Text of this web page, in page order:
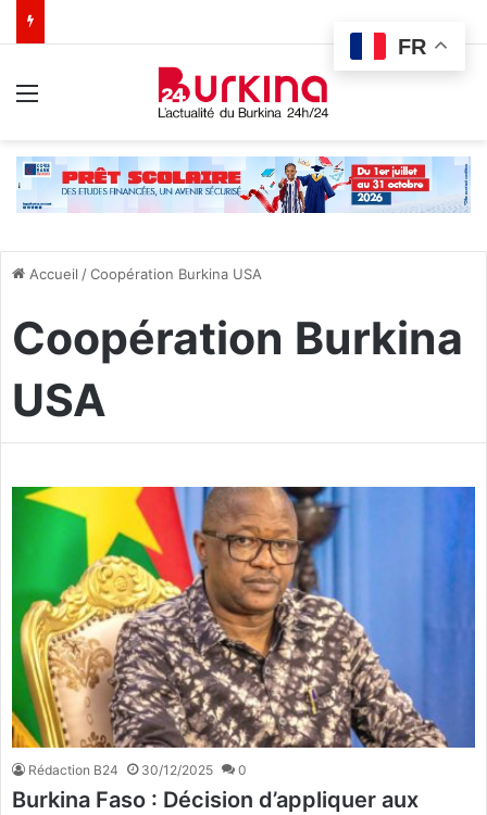
Accueil /Coopération Burkina USA
Coopération Burkina
USA
Rédaction B24 30/12/2025 0
Burkina Faso : Décision d’appliquer aux
FR